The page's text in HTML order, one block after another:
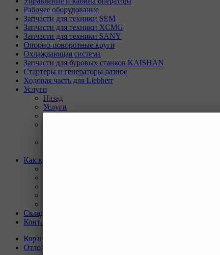
Рабочее оборудование
Запчасти для техники SEM
Запчасти для техники XCMG
Запчасти для техники SANY
Опорно-поворотные круги
Охлаждающая система
Запчасти для буровых станков KAISHAN
Стартеры и генераторы разное
Ходовая часть для Liebherr
Услуги
Назад
Услуги
Программа Reman
Как купить
Склады
Контакты
Корзина
Отложенные